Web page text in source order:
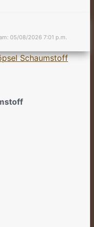
05/08/2026 7:01 p.m.
Schaumstoff